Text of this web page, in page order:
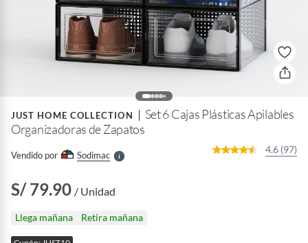
JUST HOME COLLECTION
Set 6 Cajas Plásticas Apilables
Organizadoras de Zapatos
Vendido por SodimacS
l
e
o
4.6 (97)
S/ 79.90 / Unidad
Llega mañana Retira mañana